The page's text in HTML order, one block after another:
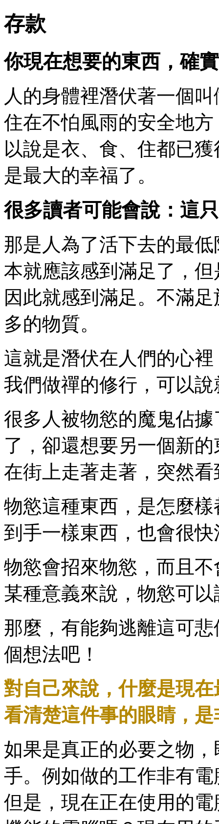
存款
你現在想要的東西，確
人的身體裡潛伏著一個
住在不怕風雨的安全地
以說是衣、食、住都已
是最大的幸福了。
很多讀者可能會說：這
那是人為了活下去的最
本就應該感到滿足了，
因此就感到滿足。不滿
多的物質。
這就是潛伏在人們的心
我們做禪的修行，可以
很多人被物慾的魔鬼佔
了，卻還想要另一個新
在街上走著走著，突然
物慾這種東西，是怎麼
到手一樣東西，也會很
物慾會招來物慾，而且
某種意義來說，物慾可
那麼，有能夠逃離這可
個想法吧！
對自己來說，什麼是現
看清楚這件事的眼睛，
如果是真正的必要之物
手。例如做的工作非有
但是，現在正在使用的